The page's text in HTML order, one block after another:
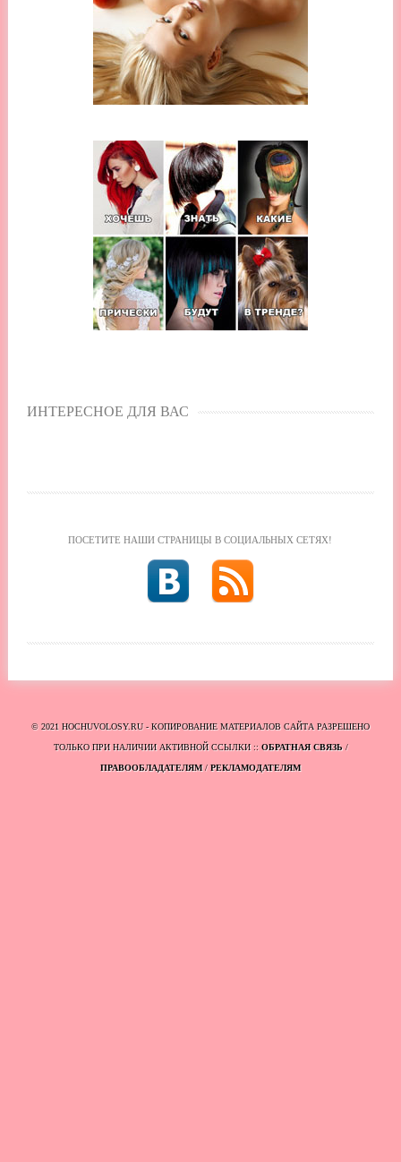
ИНТЕРЕСНОЕ ДЛЯ ВАС
ПОСЕТИТЕ НАШИ СТРАНИЦЫ В СОЦИАЛЬНЫХ СЕТЯХ!
© 2021 HOCHUVOLOSY.RU - КОПИРОВАНИЕ МАТЕРИАЛОВ САЙТА РАЗРЕШЕНО
ТОЛЬКО ПРИ НАЛИЧИИ АКТИВНОЙ ССЫЛКИ :: ОБРАТНАЯ СВЯЗЬ/
ПРАВООБЛАДАТЕЛЯМ/РЕКЛАМОДАТЕЛЯМ